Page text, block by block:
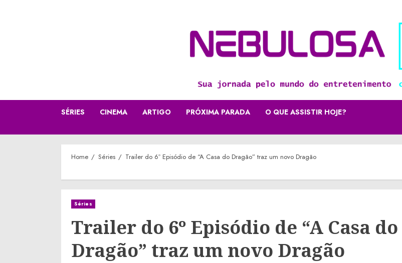
SÉRIES CINEMA ARTIGO PRÓXIMA PARADA O QUE ASSISTIR HOJE?
Home Séries Trailer do 6º Episódio de “A Casa do Dragão” traz um novo Dragão
Séries
Trailer do 6º Episódio de “A Casa do
Dragão” traz um novo Dragão